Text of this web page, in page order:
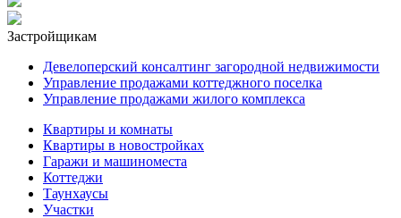
Застройщикам
Девелоперский консалтинг загородной недвижимости
Управление продажами коттеджного поселка
Управление продажами жилого комплекса
Квартиры и комнаты
Квартиры в новостройках
Гаражи и машиноместа
Коттеджи
Таунхаусы
Участки